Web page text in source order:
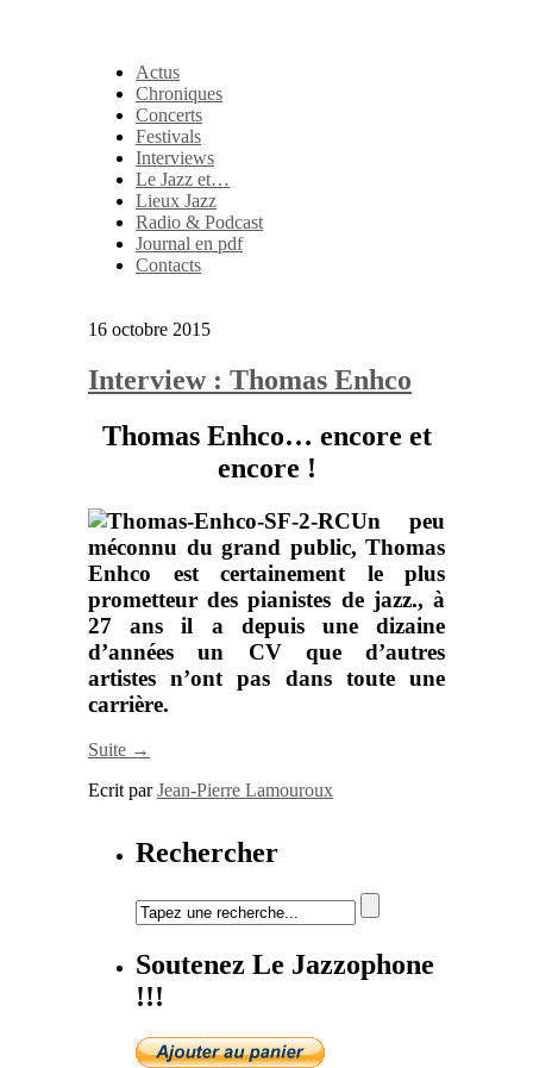
Actus
Chroniques
Concerts
Festivals
Interviews
Le Jazz et…
Lieux Jazz
Radio & Podcast
Journal en pdf
Contacts
16 octobre 2015
Interview : Thomas Enhco
Thomas Enhco… encore et
encore !
Un peu
méconnu du grand public, Thomas
Enhco est certainement le plus
prometteur des pianistes de jazz., à
27 ans il a depuis une dizaine
d’années un CV que d’autres
artistes n’ont pas dans toute une
carrière.
Suite →
Ecrit parJean-Pierre Lamouroux
Rechercher
Soutenez Le Jazzophone
!!!